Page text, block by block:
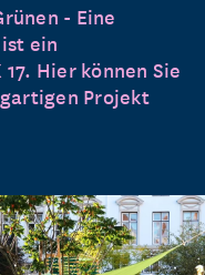
- Eine
ein
Hier können Sie
Projekt